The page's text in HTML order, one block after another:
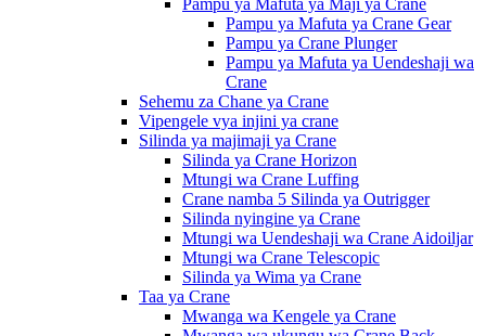
Pampu ya Mafuta ya Maji ya Crane
Pampu ya Mafuta ya Crane Gear
Pampu ya Crane Plunger
Pampu ya Mafuta ya Uendeshaji wa
Crane
Sehemu za Chane ya Crane
Vipengele vya injini ya crane
Silinda ya majimaji ya Crane
Silinda ya Crane Horizon
Mtungi wa Crane Luffing
Crane namba 5 Silinda ya Outrigger
Silinda nyingine ya Crane
Mtungi wa Uendeshaji wa Crane Aidoiljar
Mtungi wa Crane Telescopic
Silinda ya Wima ya Crane
Taa ya Crane
Mwanga wa Kengele ya Crane